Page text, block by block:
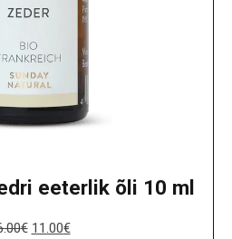
eeterlik õli 10 ml
€ 11.00€